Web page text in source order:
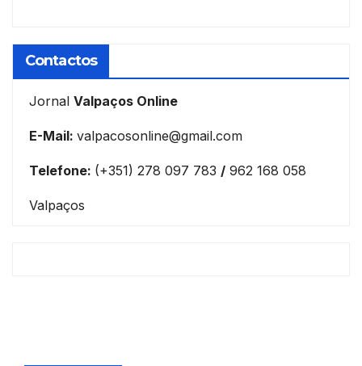
Contactos
Jornal Valpaços Online
E-Mail: valpacosonline@gmail.com
Telefone: (+351) 278 097 783 / 962 168 058
Valpaços